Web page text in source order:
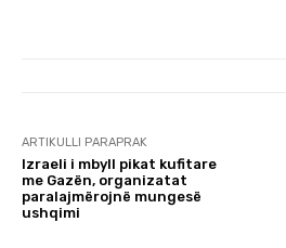
ARTIKULLI PARAPRAK
Izraeli i mbyll pikat kufitare
me Gazën, organizatat
paralajmërojnë mungesë
ushqimi